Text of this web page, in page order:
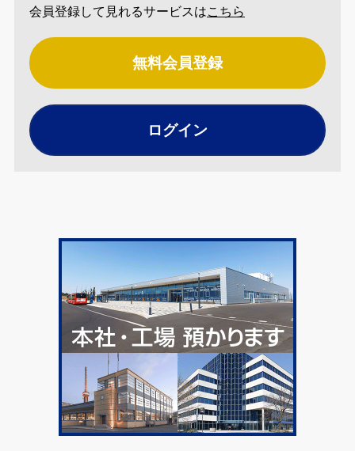
会員登録して見れるサービスはこちら
無料会員登録
ログイン